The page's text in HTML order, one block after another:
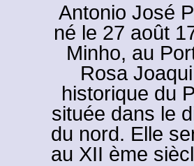
Antonio José
né le 27 août
Minho, au
Rosa
historique du
située dans le
du nord. Elle
au XII ème